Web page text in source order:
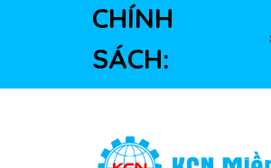
CHÍNH
SÁCH: